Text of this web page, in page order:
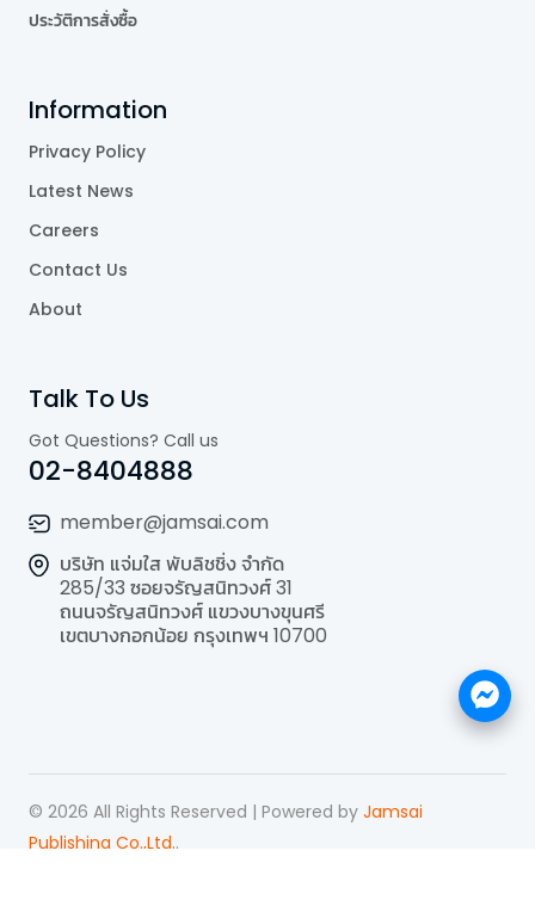
ประวัติการสั่งซื้อ
Information
Privacy Policy
Latest News
Careers
Contact Us
About
Talk To Us
Got Questions? Call us
02-8404888
member@jamsai.com
บริษัท แจ่มใส พับลิชชิ่ง จำกัด
285/33 ซอยจรัญสนิทวงศ์ 31
ถนนจรัญสนิทวงศ์ แขวงบางขุนศรี
เขตบางกอกน้อย กรุงเทพฯ 10700
© 2026 All Rights Reserved | Powered by Jamsai
Publishing Co.,Ltd..